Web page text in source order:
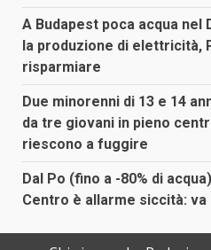
A Budapest poca acqua nel
la produzione di elettricità,
risparmiare
Due minorenni di 13 e 14
da tre giovani in pieno
riescono a fuggire
Dal Po (fino a -80% di
Centro è allarme siccità: va